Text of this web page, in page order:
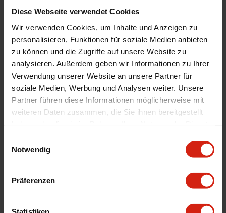
Diese Webseite verwendet Cookies
Wir verwenden Cookies, um Inhalte und Anzeigen zu
personalisieren, Funktionen für soziale Medien anbieten
zu können und die Zugriffe auf unsere Website zu
analysieren. Außerdem geben wir Informationen zu Ihrer
Verwendung unserer Website an unsere Partner für
soziale Medien, Werbung und Analysen weiter. Unsere
Partner führen diese Informationen möglicherweise mit
weiteren Daten zusammen, die Sie ihnen bereitgestellt
Notwendig
Präferenzen
Automodell Name
Jazz
Facelift
Facelift
Zertifikat
Kein Gutachten oder ABE
Montagematerial
Nein
Luftfilter Typ
Cold
Montage
Wenn möglich, schreiben Sie uns eine E-
Mail oder rufen Sie uns an.